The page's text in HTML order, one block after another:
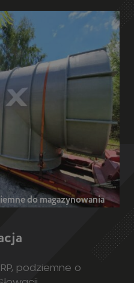
do magazynowania
podziemne o